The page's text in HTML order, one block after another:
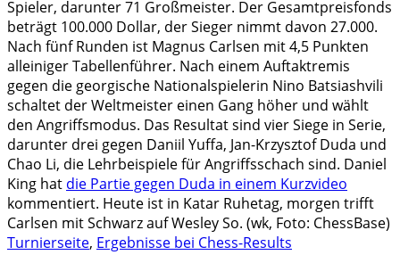
Spieler, darunter 71 Großmeister. Der Gesamtpreisfonds
beträgt 100.000 Dollar, der Sieger nimmt davon 27.000.
Nach fünf Runden ist Magnus Carlsen mit 4,5 Punkten
alleiniger Tabellenführer. Nach einem Auftaktremis
gegen die georgische Nationalspielerin Nino Batsiashvili
schaltet der Weltmeister einen Gang höher und wählt
den Angriffsmodus. Das Resultat sind vier Siege in Serie,
darunter drei gegen Daniil Yuffa, Jan-Krzysztof Duda und
Chao Li, die Lehrbeispiele für Angriffsschach sind. Daniel
King hat die Partie gegen Duda in einem Kurzvideo
kommentiert. Heute ist in Katar Ruhetag, morgen trifft
Carlsen mit Schwarz auf Wesley So. (wk, Foto: ChessBase)
Turnierseite, Ergebnisse bei Chess-Results